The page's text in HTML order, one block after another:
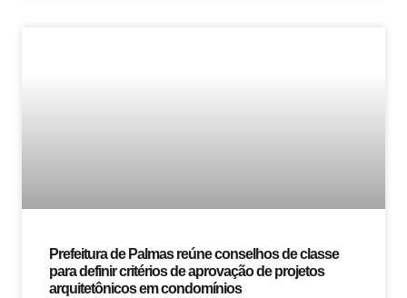
Prefeitura de Palmas reúne conselhos de classe
para definir critérios de aprovação de projetos
arquitetônicos em condomínios